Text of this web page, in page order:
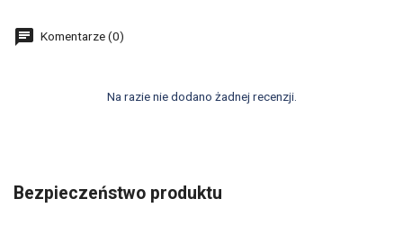
Komentarze (0)
Na razie nie dodano żadnej recenzji.
Bezpieczeństwo produktu